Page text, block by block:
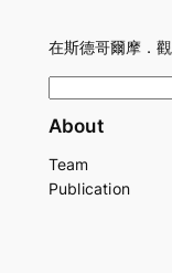
在斯德哥爾摩．
e
r
About
Team
Publication